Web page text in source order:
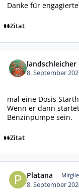
Danke für
Zitat
landschleicher
8. September
mal eine Dosis
Wenn er dann
Benzinpumpe sein.
Zitat
Platana
8. September